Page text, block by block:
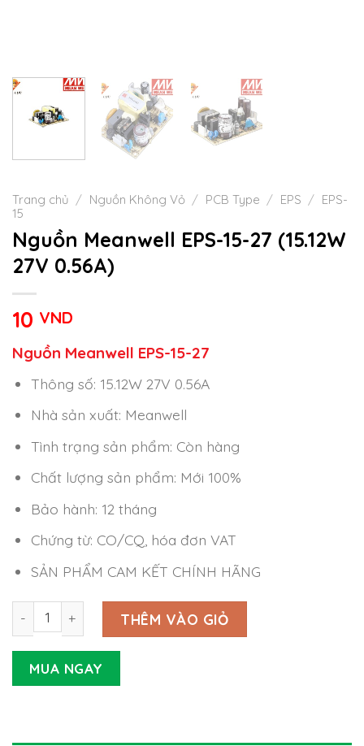
Trang chủ / Nguồn Không Vỏ / PCB Type / EPS / EPS-
15
Nguồn Meanwell EPS-15-27 (15.12W
27V 0.56A)
10 VND
Nguồn Meanwell EPS-15-27
Thông số: 15.12W 27V 0.56A
Nhà sản xuất: Meanwell
Tình trạng sản phẩm: Còn hàng
Chất lượng sản phẩm: Mới 100%
Bảo hành: 12 tháng
Chứng từ: CO/CQ, hóa đơn VAT
SẢN PHẨM CAM KẾT CHÍNH HÃNG
Nguồn Meanwell EPS-15-27 (15.12W 27V 0.56A) số lượng
THÊM VÀO GIỎ
MUA NGAY